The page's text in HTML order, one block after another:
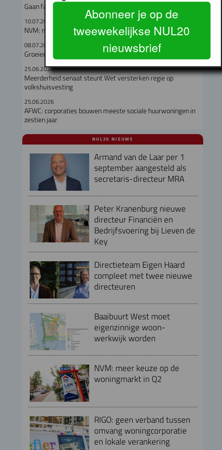
Gaan fabriekswoningen het woningtekort lenigen?
10.07.2026
NVM: meer keuze op de woningmarkt in Q2
08.07.2026
Groeiende druk op wonen en leefomgeving Noord-Holland
25.06.2026
Meerderheid senaat steunt Wet versterken regie op
volkshuisvesting
25.06.2026
AFWC: corporaties bouwen meeste sociale huurwoningen in
zestien jaar
NUL20 NIEUWS
Armand van de Laar per 1
september aangesteld als
secretaris-directeur MRA
Peter Kranenburg nieuwe
directeur Financiën en
Bedrijfsvoering bij Lieven de
Key
Directieteam Eigen Haard
compleet met twee nieuwe
directeuren
Baaibuurt West moet
eigenzinnige woon-
werkwijk worden
NVM: meer keuze op de
woningmarkt in Q2
RIGO: geen verband tussen
omvang woningcorporatie
en lokale verankering
Abonneer je op de
tweewekelijkse NUL20
nieuwsbrief